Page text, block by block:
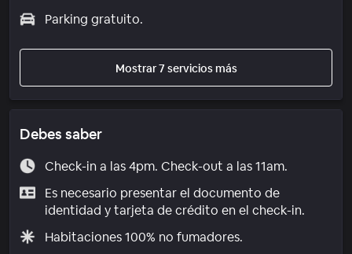
Parking gratuito.
Mostrar 7 servicios más
Debes saber
Check-in a las 4pm. Check-out a las 11am.
Es necesario presentar el documento de
identidad y tarjeta de crédito en el check-in.
Habitaciones 100% no fumadores.